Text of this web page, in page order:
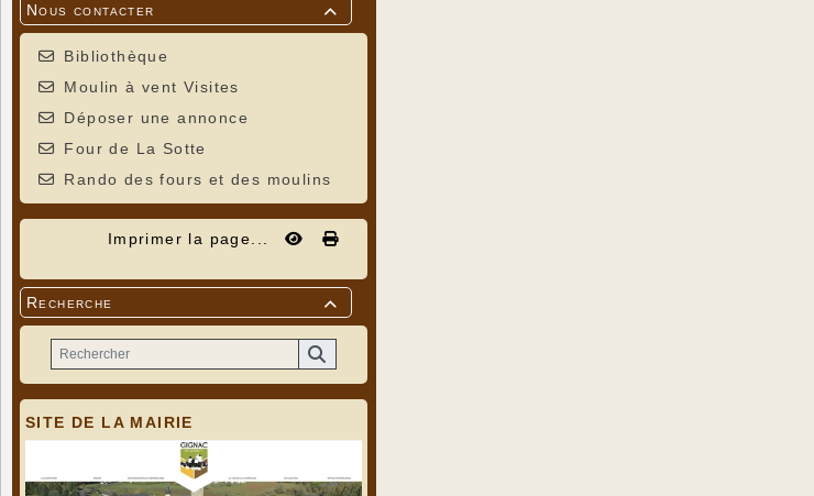

Nous contacter
Bibliothèque
Moulin à vent Visites
Déposer une annonce
Four de La Sotte
Rando des fours et des moulins
Imprimer la page...

Recherche
SITE DE LA MAIRIE